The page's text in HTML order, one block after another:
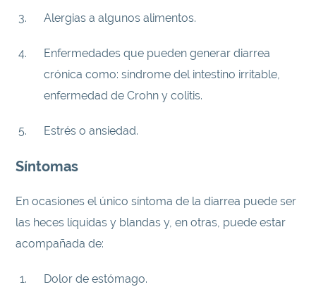
Alergias a algunos alimentos.
Enfermedades que pueden generar diarrea
crónica como: síndrome del intestino irritable,
enfermedad de Crohn y colitis.
Estrés o ansiedad.
Síntomas
En ocasiones el único síntoma de la diarrea puede ser
las heces líquidas y blandas y, en otras, puede estar
acompañada de:
Dolor de estómago.